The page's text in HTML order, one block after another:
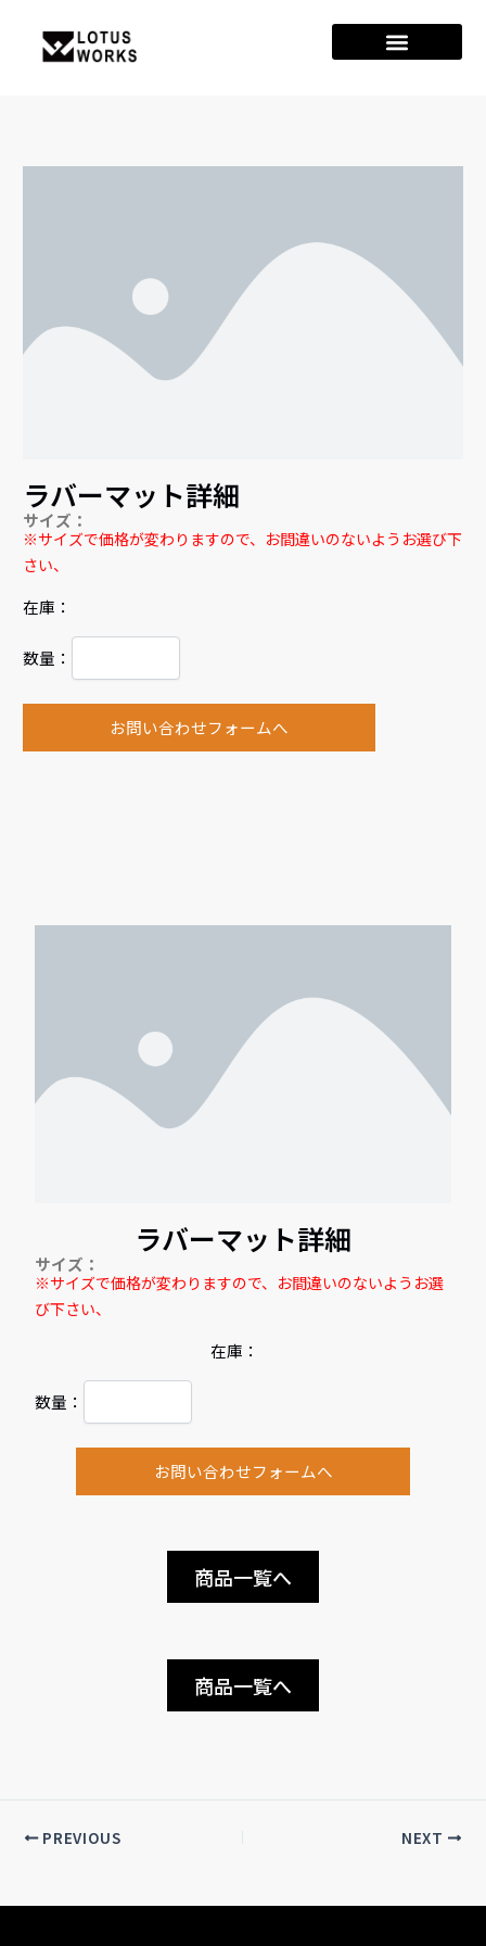
lotusworks/2024年6月8日
ラバーマット詳細
サイズ：
※サイズで価格が変わりますので、お間違いのないようお選び下
さい、
在庫：
数量：
お問い合わせフォームへ
ラバーマット詳細
サイズ：
※サイズで価格が変わりますので、お間違いのないようお選
び下さい、
在庫：
数量：
お問い合わせフォームへ
商品一覧へ
商品一覧へ
navigation
PREVIOUS NEXT